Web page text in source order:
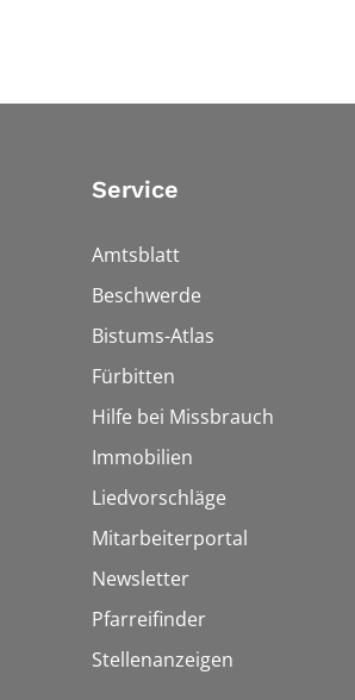
Service
Amtsblatt
Beschwerde
Bistums-Atlas
Fürbitten
Hilfe bei Missbrauch
Immobilien
Liedvorschläge
Mitarbeiterportal
Newsletter
Pfarreifinder
Stellenanzeigen